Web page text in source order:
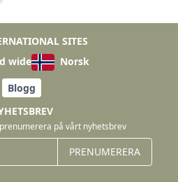
SITES
wide
Norsk
Blogg
på vårt nyhetsbrev
PRENUMERERA